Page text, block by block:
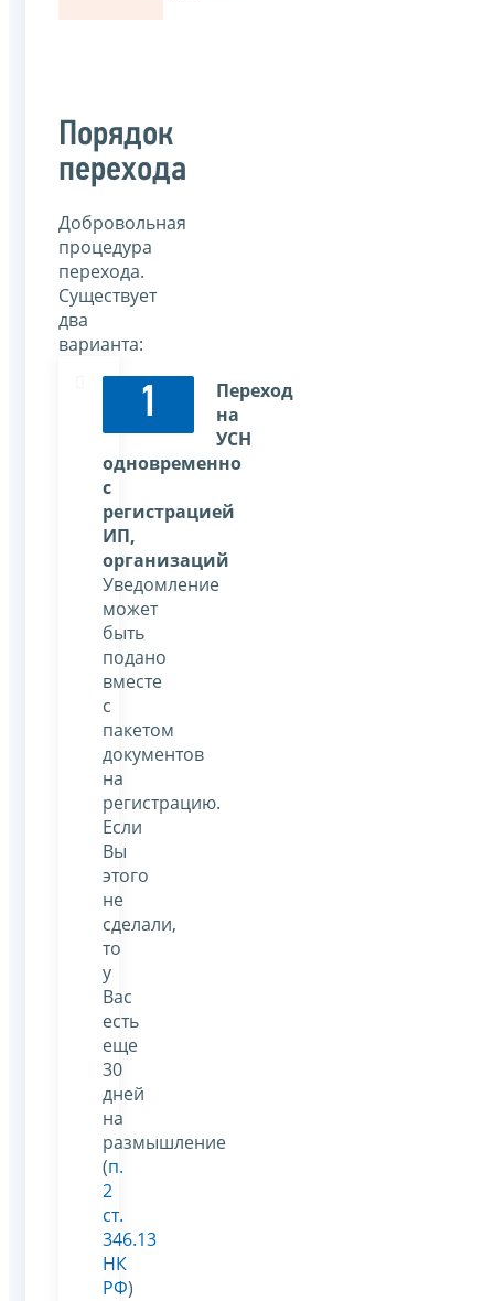
Порядок
перехода
Добровольная
процедура
перехода.
Существует
два
варианта:
1
Переход
на
УСН
одновременно
с
регистрацией
ИП,
организаций
Уведомление
может
быть
подано
вместе
с
пакетом
документов
на
регистрацию.
Если
Вы
этого
не
сделали,
то
у
Вас
есть
еще
30
дней
на
размышление
(п.
2
ст.
346.13
НК
РФ)